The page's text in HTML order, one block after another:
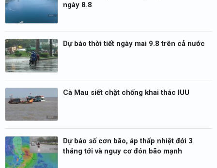
ngày 8.8
Dự báo thời tiết ngày mai 9.8 trên cả nước
Cà Mau siết chặt chống khai thác IUU
Dự báo số cơn bão, áp thấp nhiệt đới 3
tháng tới và nguy cơ đón bão mạnh